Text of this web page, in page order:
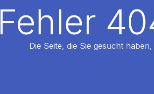
Fehler
Die Seite, die Sie gesucht